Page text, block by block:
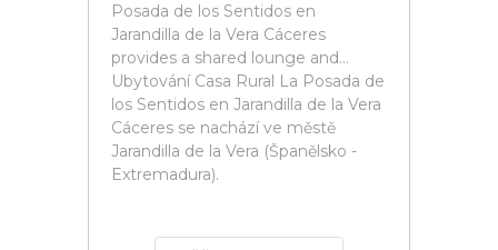
Posada de los Sentidos en
Jarandilla de la Vera Cáceres
provides a shared lounge and...
Ubytování Casa Rural La Posada de
los Sentidos en Jarandilla de la Vera
Cáceres se nachází ve městě
Jarandilla de la Vera (Španělsko -
Extremadura).